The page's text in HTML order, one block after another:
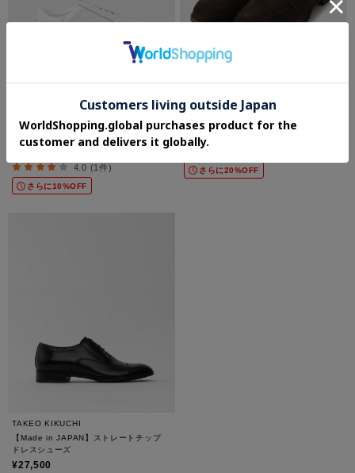
¥12,100
50%OFF
4.0 (1件)
さらに10%OFF
レースローファー
¥17,160
40%OFF
さらに20%OFF
TAKEO KIKUCHI
【Made in JAPAN】ストレートチップ
ドレスシューズ
¥27,500